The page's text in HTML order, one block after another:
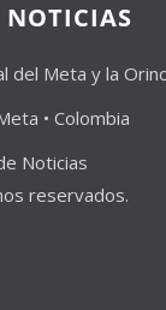
del Meta y la
• Colombia
Noticias
reservados.